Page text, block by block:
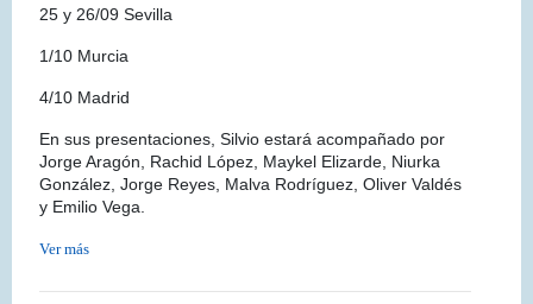
25 y 26/09 Sevilla
1/10 Murcia
4/10 Madrid
En sus presentaciones, Silvio estará acompañado por
Jorge Aragón, Rachid López, Maykel Elizarde, Niurka
González, Jorge Reyes, Malva Rodríguez, Oliver Valdés
y Emilio Vega.
Ver más